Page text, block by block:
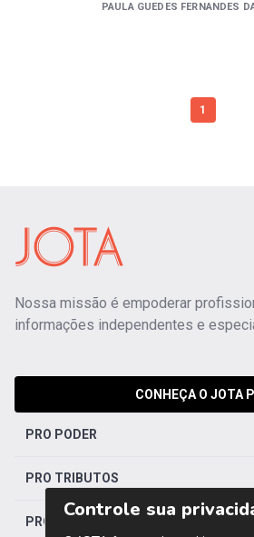
PAULA GUEDES FERNANDES
1
Nossa missão é empoderar
informações independentes e
CONHEÇA O JOTA
PRO PODER
PRO TRIBUTOS
PRO TRABALHISTA